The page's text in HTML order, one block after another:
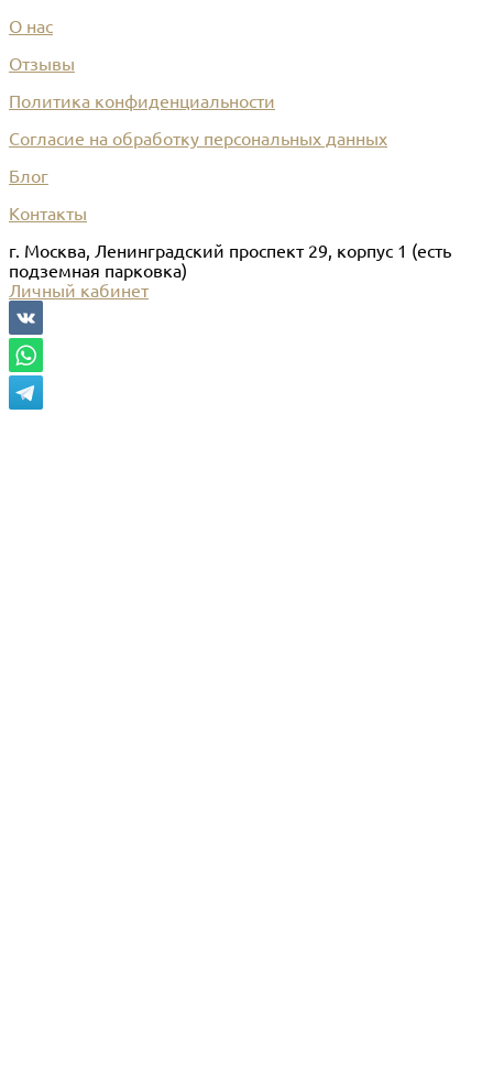
О нас
Отзывы
Политика конфиденциальности
Согласие на обработку персональных данных
Блог
Контакты
г. Москва, Ленинградский проспект 29, корпус 1 (есть
подземная парковка)
Личный кабинет